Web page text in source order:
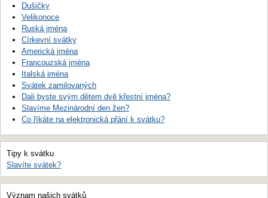
Dušičky
Velikonoce
Ruská jména
Církevní svátky
Americká jména
Francouzská jména
Italská jména
Svátek zamilovaných
Dali byste svým dětem dvě křestní jména?
Slavíme Mezinárodní den žen?
Co říkáte na elektronická přání k svátku?
Tipy k svátku
Slavíte svátek?
Význam našich svátků